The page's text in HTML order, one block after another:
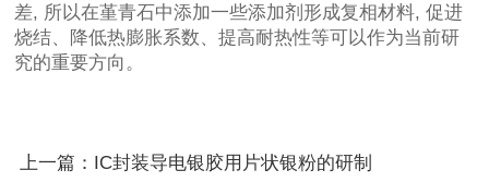
差, 所以在堇青石中添加一些添加剂形成复相材料, 促进
烧结、降低热膨胀系数、提高耐热性等可以作为当前研
究的重要方向。
上一篇：IC封装导电银胶用片状银粉的研制